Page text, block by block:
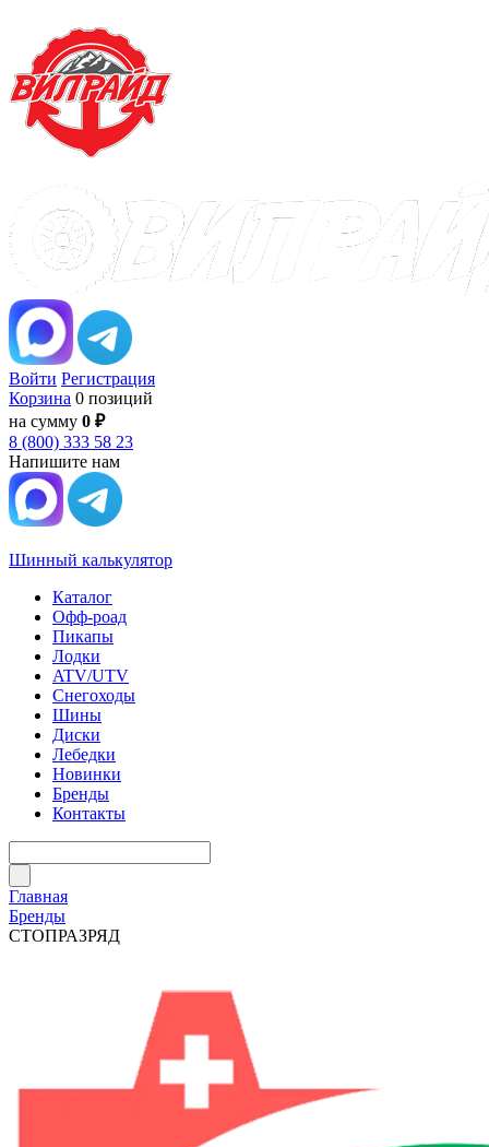
Войти Регистрация
Корзина 0 позиций
на сумму 0 ₽
8 (800) 333 58 23
Напишите нам
Шинный калькулятор
Каталог
Офф-роад
Пикапы
Лодки
ATV/UTV
Снегоходы
Шины
Диски
Лебедки
Новинки
Бренды
Контакты
Главная
Бренды
СТОПРАЗРЯД